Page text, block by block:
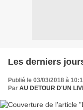
Les derniers
Publié le 03/03/2018 à
Par AU DETOUR D'UN